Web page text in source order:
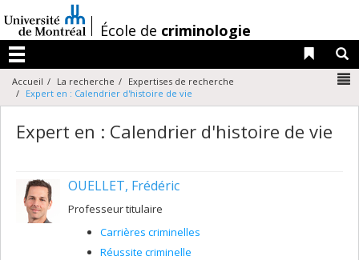
au
contenu
/École de criminologie
Menu
Liens
Accueil La recherche
Expertises de recherche
Expert en : Calendrier d'histoire de vie
Expert en : Calendrier d'histoire de vie
OUELLET, Frédéric
Professeur titulaire
Carrières criminelles
Réussite criminelle